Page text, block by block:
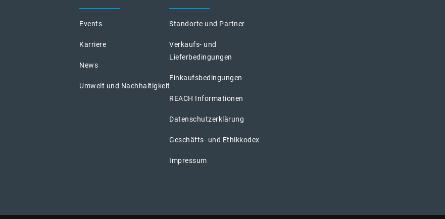
Events
Karriere
News
Umwelt und Nachhaltigkeit
Standorte und Partner
Verkaufs- und
Lieferbedingungen
Einkaufsbedingungen
REACH Informationen
Datenschutzerklärung
Geschäfts- und Ethikkodex
Impressum